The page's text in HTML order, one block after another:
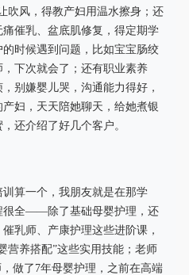
吹风，得教产妇用温水擦身；还
催乳、盆底肌修复，得定期学
时候遇到问题，比如宝宝肠绞
下次就会了；还有职业素养
别嫌婴儿哭，沟通能力得好，
妇，天天陪她聊天，给她煮银
还介绍了好几个客户。
算一个，我朋友就是在那学
很全——除了基础母婴护理，还
乳师、产康护理这些进阶课，
营养搭配”这些实用技能；老师
做了7年母婴护理，之前在高端